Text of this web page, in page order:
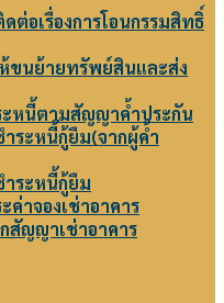
ต่อเรื่องการโอนกรรมสิทธิ์
ขนย้ายทรัพย์สินและส่ง
ะหนี้ตามสัญญาค้ำประกัน
ระหนี้กู้ยืม(จากผู้ค้ำ
ระหนี้กู้ยืม
ค่าจองเช่าอาคาร
สัญญาเช่าอาคาร